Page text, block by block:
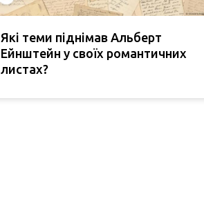
Які теми піднімав Альберт
Ейнштейн у своїх романтичних
листах?